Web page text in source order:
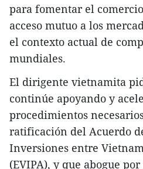
para fomentar el
acceso mutuo a los
el contexto actual de
mundiales.
El dirigente vietnamita
continúe apoyando y
procedimientos
ratificación del Acuerdo
Inversiones entre
(EVIPA), y que abogue